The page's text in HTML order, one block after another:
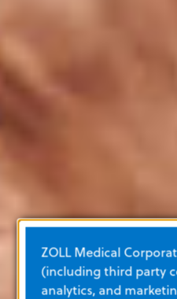
ZOLL Medical
(including third party
analytics, and